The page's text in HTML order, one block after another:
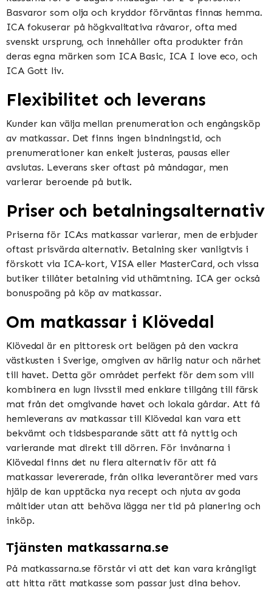
Basvaror som olja och kryddor förväntas finnas hemma​​.
ICA fokuserar på högkvalitativa råvaror, ofta med
svenskt ursprung, och innehåller ofta produkter från
deras egna märken som ICA Basic, ICA I love eco, och
ICA Gott liv​​.
Flexibilitet och leverans
Kunder kan välja mellan prenumeration och engångsköp
av matkassar. Det finns ingen bindningstid, och
prenumerationer kan enkelt justeras, pausas eller
avslutas. Leverans sker oftast på måndagar, men
varierar beroende på butik​​​​.
Priser och betalningsalternativ
Priserna för ICA:s matkassar varierar, men de erbjuder
oftast prisvärda alternativ. Betalning sker vanligtvis i
förskott via ICA-kort, VISA eller MasterCard, och vissa
butiker tillåter betalning vid uthämtning. ICA ger också
bonuspoäng på köp av matkassar​​.
Om matkassar i Klövedal
Klövedal är en pittoresk ort belägen på den vackra
västkusten i Sverige, omgiven av härlig natur och närhet
till havet. Detta gör området perfekt för dem som vill
kombinera en lugn livsstil med enklare tillgång till färsk
mat från det omgivande havet och lokala gårdar. Att få
hemleverans av matkassar till Klövedal kan vara ett
bekvämt och tidsbesparande sätt att få nyttig och
varierande mat direkt till dörren. För invånarna i
Klövedal finns det nu flera alternativ för att få
matkassar levererade, från olika leverantörer med vars
hjälp de kan upptäcka nya recept och njuta av goda
måltider utan att behöva lägga ner tid på planering och
inköp.
Tjänsten matkassarna.se
På matkassarna.se förstår vi att det kan vara krångligt
att hitta rätt matkasse som passar just dina behov.